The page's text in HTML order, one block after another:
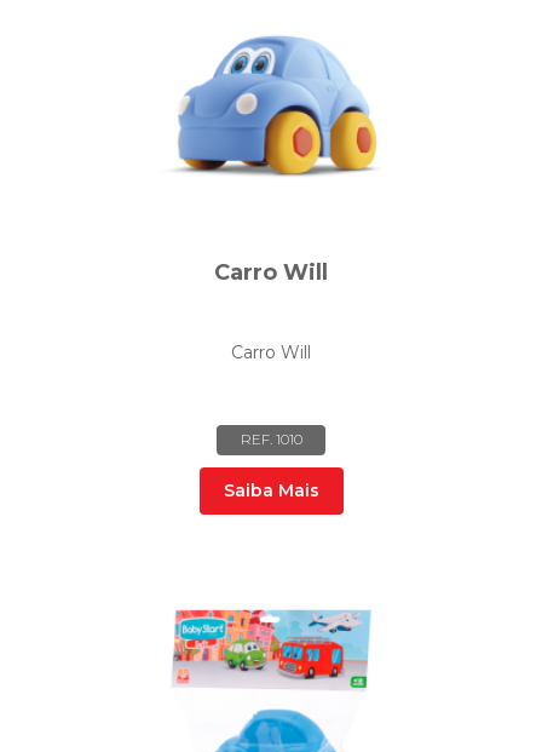
Carro Will
Carro Will
REF. 1010
Saiba Mais